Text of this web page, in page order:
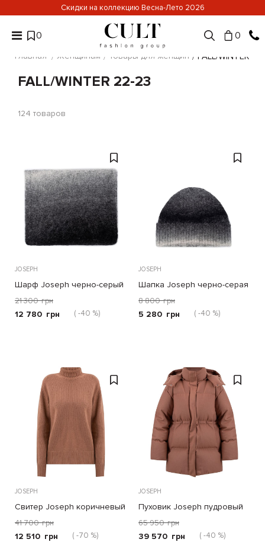
Скидки на коллекцию Весна-Лето 2026
0 0
Главная Женщинам Товары для женщин FALL/WINTER
FALL/WINTER 22-23
124 товаров
JOSEPH
Шарф Joseph черно-серый
21 300 грн
12 780 грн ( -40 %)
JOSEPH
Шапка Joseph черно-серая
8 800 грн
5 280 грн ( -40 %)
JOSEPH
Свитер Joseph коричневый
41 700 грн
12 510 грн ( -70 %)
JOSEPH
Пуховик Joseph пудровый
65 950 грн
39 570 грн ( -40 %)